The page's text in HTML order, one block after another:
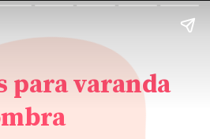
para varanda